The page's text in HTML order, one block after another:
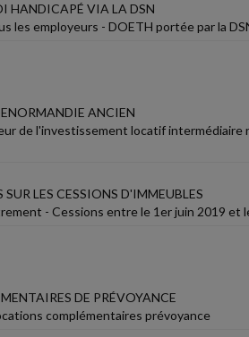
HANDICAPÉ VIA LA DSN
les employeurs - DOETH portée par la
ANCIEN
de l'investissement locatif
LES CESSIONS D'IMMEUBLES
- Cessions entre le 1er juin 2019 et
DE PRÉVOYANCE
complémentaires prévoyance